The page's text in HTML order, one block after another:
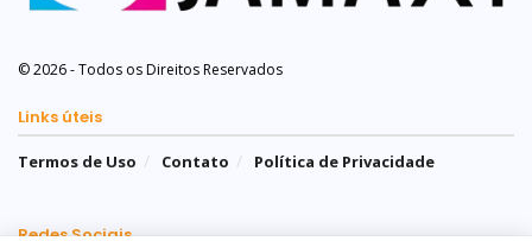
© 2026 - Todos os Direitos Reservados
Links úteis
Termos de Uso Contato Política de Privacidade
Redes Sociais